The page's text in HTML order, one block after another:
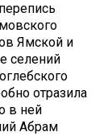
Ямской и
селений
отразила
в ней
Абрам